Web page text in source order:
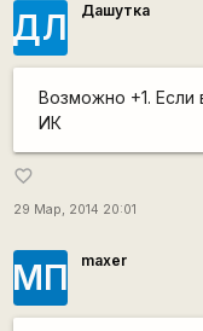
ДЛ Дашутка
Возможно +1. Если
ИК
favorite_border
29 Мар, 2014 20:01
МП maxer